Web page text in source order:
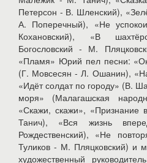
Петерсон - В. Шленский),
А. Поперечный), «Не
Кохановский), «В
Богословский - М.
«Пламя» Юрий пел песни:
(Г. Мовсесян - Л. Ошанин),
«Идёт солдат по городу» (В.
моря» (Малагашская
«Скажи, скажи»,
Танич), «Вся жизнь
Рождественский), «Не
Туликов - М. Пляцковский) и
художественный